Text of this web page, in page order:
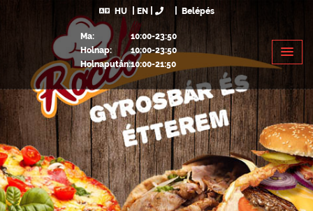
HU EN Belépés
Ma:
10:00-23:50
Holnap:
10:00-23:50
Holnapután:10:00-21:50